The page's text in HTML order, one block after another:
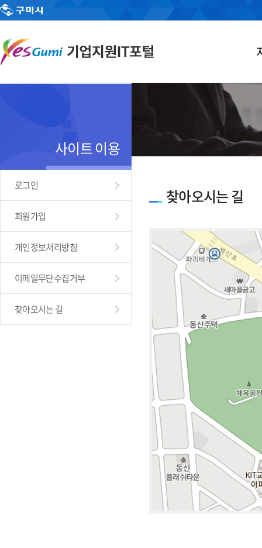
사이트 이용
로그인
회원가입
개인정보처리방침
이메일무단수집거부
찾아오시는 길
찾아오시는 길